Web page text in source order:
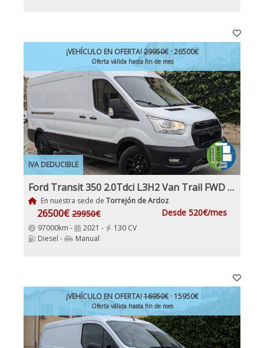
IVA DEDUCIBLE
¡VEHÍCULO EN OFERTA!29950€· 26500€
Oferta válida hasta fin de mes
Ford Transit 350 2.0Tdci L3H2 Van Trail FWD MHEV furgón FWD 130Cv, 6 Velocidades, Etiqueta medioambiental ECO
En nuestra sede de Torrejón de Ardoz
26500€ 29950€ Desde 520€/mes
97000km - 2021 -
130 CV
Diesel -
Manual
¡VEHÍCULO EN OFERTA!16950€· 15950€
Oferta válida hasta fin de mes